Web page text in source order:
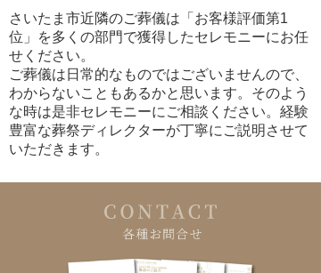
さいたま市近隣のご葬儀は「お客様評価第1
位」を多くの部門で獲得したセレモニーにお任
せください。
ご葬儀は日常的なものではございませんので、
わからないこともあるかと思います。そのよう
な時は是非セレモニーにご相談ください。経験
豊富な葬祭ディレクターが丁寧にご説明させて
いただきます。